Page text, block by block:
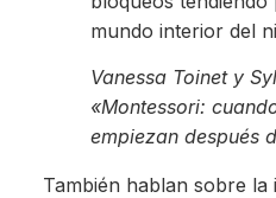
mundo interior del
Vanessa Toinet y
«Montessori:
empiezan después
También hablan sobre la